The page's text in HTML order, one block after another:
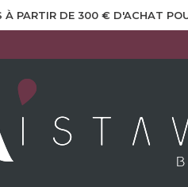
À PARTIR DE 300 € D'ACHAT